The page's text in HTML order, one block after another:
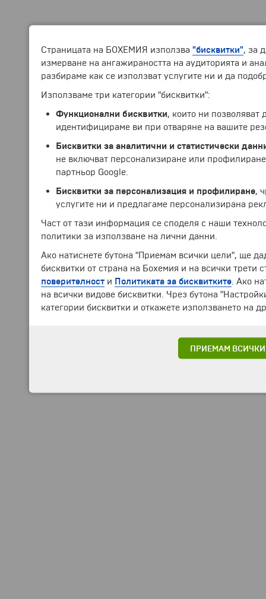
Страницата на БОХЕМИЯ използва "бисквитки", за
измерване на ангажираността на аудиторията и
разбираме как се използват услугите ни и да
Използваме три категории "бисквитки":
Функционални бисквитки, които ни позволяват
идентифицираме ви при отваряне на вашите
Бисквитки за аналитични и статистически
не включват персонализиране или
партньор Google.
Бисквитки за персонализация и профилиране,
услугите ни и предлагаме персонализирана
Част от тази информация се споделя с наши
политики за използване на лични данни.
Ако натиснете бутона "Приемам всички цели", ще
бисквитки от страна на Бохемия и на всички трети
поверителност и Политиката за бисквитките . Ако
на всички видове бисквитки. Чрез бутона
категории бисквитки и откажете използването на
ПРИЕМАМ